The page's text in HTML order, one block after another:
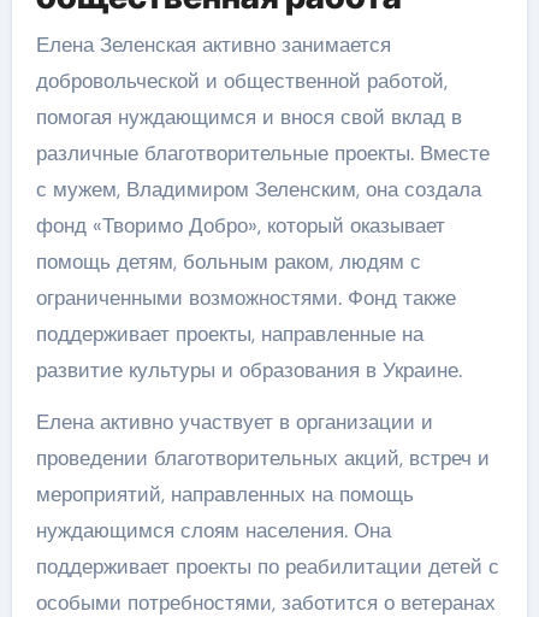
Елена Зеленская активно занимается
добровольческой и общественной работой,
помогая нуждающимся и внося свой вклад в
различные благотворительные проекты. Вместе
с мужем, Владимиром Зеленским, она создала
фонд «Творимо Добро», который оказывает
помощь детям, больным раком, людям с
ограниченными возможностями. Фонд также
поддерживает проекты, направленные на
развитие культуры и образования в Украине.
Елена активно участвует в организации и
проведении благотворительных акций, встреч и
мероприятий, направленных на помощь
нуждающимся слоям населения. Она
поддерживает проекты по реабилитации детей с
особыми потребностями, заботится о ветеранах